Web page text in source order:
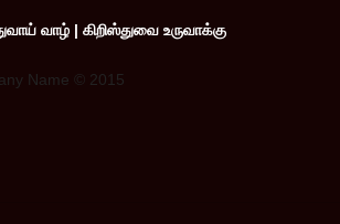
வாழ் | கிறிஸ்துவை உருவாக்கு
Name © 2015